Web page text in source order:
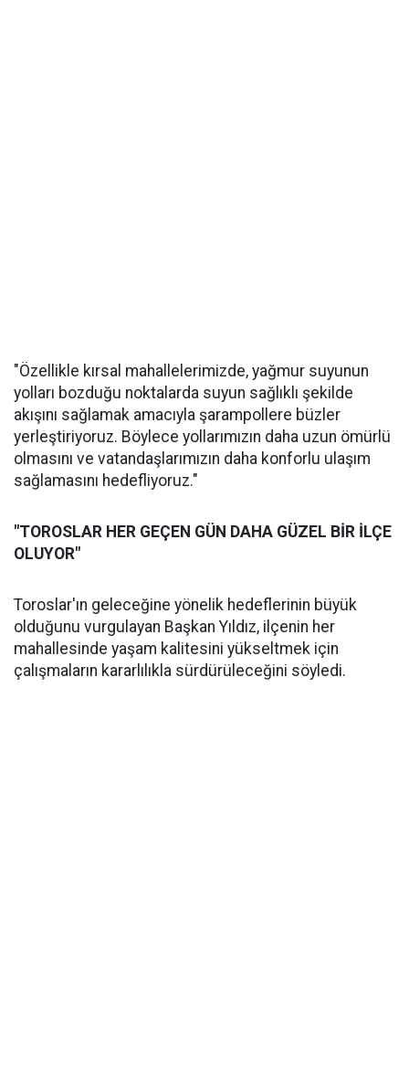
"Özellikle kırsal mahallelerimizde, yağmur suyunun
yolları bozduğu noktalarda suyun sağlıklı şekilde
akışını sağlamak amacıyla şarampollere büzler
yerleştiriyoruz. Böylece yollarımızın daha uzun ömürlü
olmasını ve vatandaşlarımızın daha konforlu ulaşım
sağlamasını hedefliyoruz."
"TOROSLAR HER GEÇEN GÜN DAHA GÜZEL BİR İLÇE
OLUYOR"
Toroslar'ın geleceğine yönelik hedeflerinin büyük
olduğunu vurgulayan Başkan Yıldız, ilçenin her
mahallesinde yaşam kalitesini yükseltmek için
çalışmaların kararlılıkla sürdürüleceğini söyledi.